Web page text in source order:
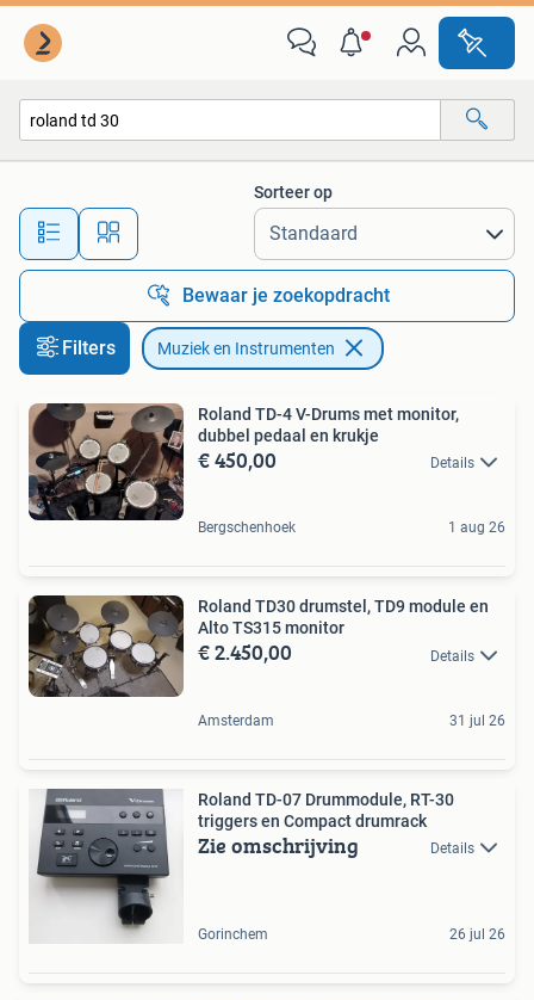
Alle afstanden…
Sorteer op
Bewaar je zoekopdracht
Filters Muziek en Instrumenten
Roland TD-4 V-Drums met monitor,
dubbel pedaal en krukje
€ 450,00 Details
Bergschenhoek 1 aug 26
Roland TD30 drumstel, TD9 module en
Alto TS315 monitor
€ 2.450,00 Details
Amsterdam 31 jul 26
Roland TD-07 Drummodule, RT-30
triggers en Compact drumrack
Zie omschrijving Details
Gorinchem 26 jul 26